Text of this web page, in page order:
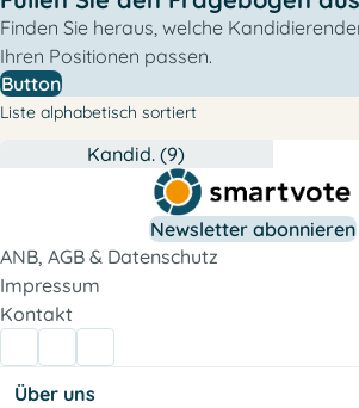
Finden Sie heraus, welche
Ihren Positionen passen.
Button
Liste alphabetisch sortiert
Kandid. (9)
Newsletter abonnieren
ANB, AGB & Datenschutz
Impressum
Kontakt
Über uns